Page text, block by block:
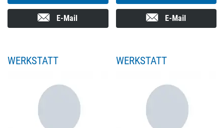
E-Mail E-Mail
WERKSTATT WERKSTATT